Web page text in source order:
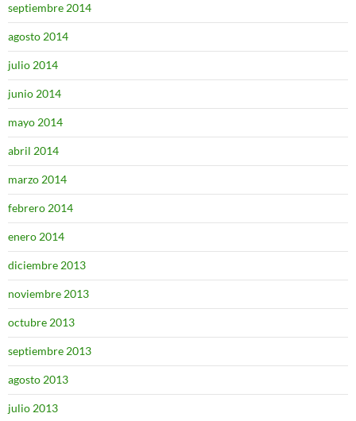
septiembre 2014
agosto 2014
julio 2014
junio 2014
mayo 2014
abril 2014
marzo 2014
febrero 2014
enero 2014
diciembre 2013
noviembre 2013
octubre 2013
septiembre 2013
agosto 2013
julio 2013